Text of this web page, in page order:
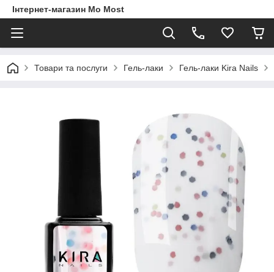
Інтернет-магазин Mo Most
Товари та послуги Гель-лаки Гель-лаки Kira Nails